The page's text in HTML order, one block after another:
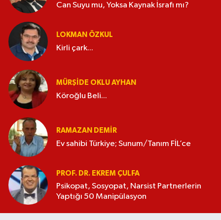
Can Suyu mu, Yoksa Kaynak İsrafı mı?
LOKMAN ÖZKUL
Kirli çark...
MÜRŞIDE OKLU AYHAN
Köroğlu Beli...
RAMAZAN DEMİR
Ev sahibi Türkiye; Sunum/Tanım FİL’ce
PROF. DR. EKREM ÇULFA
Psikopat, Sosyopat, Narsist Partnerlerin
Yaptığı 50 Manipülasyon